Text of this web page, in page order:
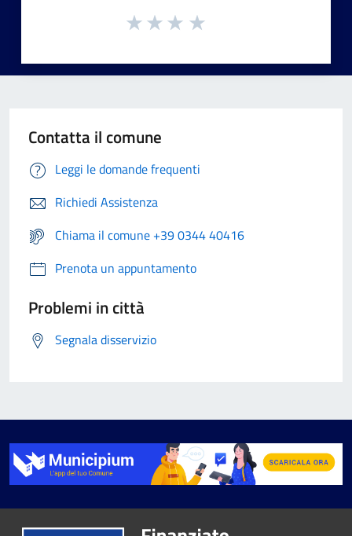
Contatta il comune
Leggi le domande frequenti
Richiedi Assistenza
Chiama il comune +39 0344 40416
Prenota un appuntamento
Problemi in città
Segnala disservizio